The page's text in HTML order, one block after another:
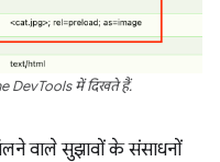
DevTools में दिखते हैं.
वाले सुझावों के संसाधनों